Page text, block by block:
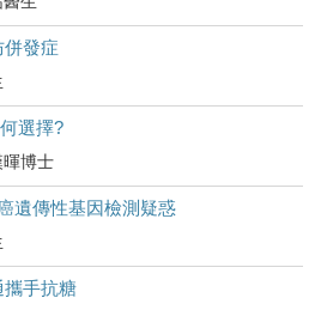
發症
選擇?
博士
遺傳性基因檢測疑惑
攜手抗糖